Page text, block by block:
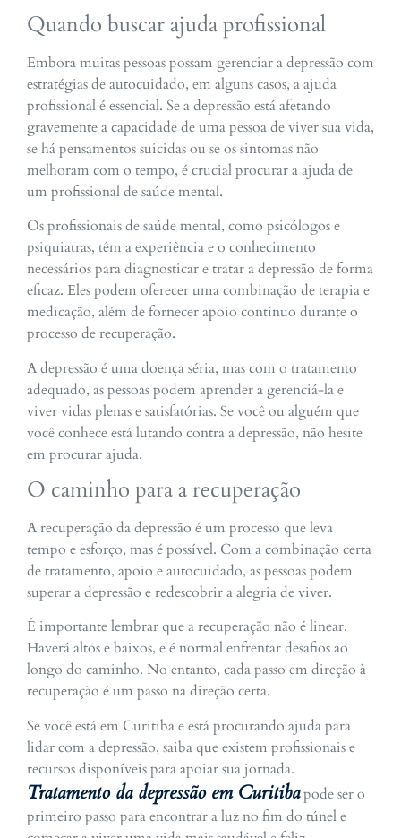
Quando buscar ajuda profissional
Embora muitas pessoas possam gerenciar a depressão com
estratégias de autocuidado, em alguns casos, a ajuda
profissional é essencial. Se a depressão está afetando
gravemente a capacidade de uma pessoa de viver sua vida,
se há pensamentos suicidas ou se os sintomas não
melhoram com o tempo, é crucial procurar a ajuda de
um profissional de saúde mental.
Os profissionais de saúde mental, como psicólogos e
psiquiatras, têm a experiência e o conhecimento
necessários para diagnosticar e tratar a depressão de forma
eficaz. Eles podem oferecer uma combinação de terapia e
medicação, além de fornecer apoio contínuo durante o
processo de recuperação.
A depressão é uma doença séria, mas com o tratamento
adequado, as pessoas podem aprender a gerenciá-la e
viver vidas plenas e satisfatórias. Se você ou alguém que
você conhece está lutando contra a depressão, não hesite
em procurar ajuda.
O caminho para a recuperação
A recuperação da depressão é um processo que leva
tempo e esforço, mas é possível. Com a combinação certa
de tratamento, apoio e autocuidado, as pessoas podem
superar a depressão e redescobrir a alegria de viver.
É importante lembrar que a recuperação não é linear.
Haverá altos e baixos, e é normal enfrentar desafios ao
longo do caminho. No entanto, cada passo em direção à
recuperação é um passo na direção certa.
Se você está em Curitiba e está procurando ajuda para
lidar com a depressão, saiba que existem profissionais e
recursos disponíveis para apoiar sua jornada.
Tratamento da depressão em Curitibapode ser o
primeiro passo para encontrar a luz no fim do túnel e